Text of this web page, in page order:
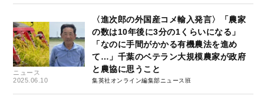
ニュース
2025.06.10
〈進次郎の外国産コメ輸入発言〉「農家
の数は10年後に3分の1くらいになる」
「なのに手間がかかる有機農法を進め
て…」千葉のベテラン大規模農家が政府
と農協に思うこと
集英社オンライン編集部ニュース班